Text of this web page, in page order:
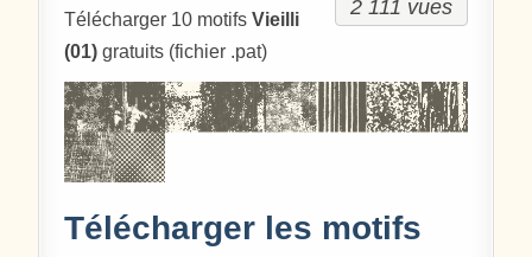
2 111 vues
Télécharger 10 motifsVieilli
(01) gratuits (fichier .pat)
Télécharger les motifs